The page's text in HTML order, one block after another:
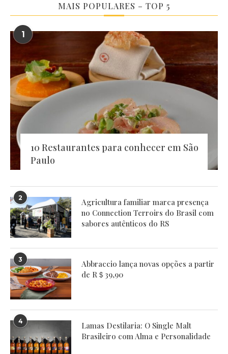
MAIS POPULARES – TOP 5
1
10 Restaurantes para conhecer em São
Paulo
2
Agricultura familiar marca presença
no Connection Terroirs do Brasil com
sabores autênticos do RS
3
Abbraccio lança novas opções a partir
de R＄39,90
4
Lamas Destilaria: O Single Malt
Brasileiro com Alma e Personalidade